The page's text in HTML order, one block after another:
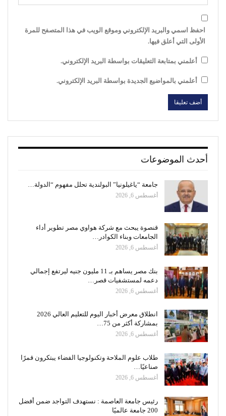
احفظ اسمي والبريد الإلكتروني وموقع الويب في هذا المتصفح للمرة
الأولى التي أعلق فيها.
أعلمني بمتابعة التعليقات بواسطة البريد الإلكتروني.
أعلمني بالمواضيع الجديدة بواسطة البريد الإلكتروني.
أحدث الموضوعات
جامعة “ياغيلونيا” البولندية تحلل مفهوم “الدولة…
أغسطس 6, 2026
قنصوة يبحث مع شركة هواوي مصر تطوير أداء
الجامعات وبناء الكوادر…
أغسطس 6, 2026
بنك مصر يساهم بـ 11 مليون جنيه ليرتفع إجمالي
دعمه لمستشفيات قصر…
أغسطس 6, 2026
انطلاق معرض أخبار اليوم للتعليم العالي 2026
بمشاركة أكثر من 75…
أغسطس 6, 2026
طلاب علوم الملاحة وتكنولوجيا الفضاء يبتكرون قمرًا
صناعيًا…
أغسطس 6, 2026
رئيس جامعة العاصمة : نستهدف التواجد ضمن أفضل
200 جامعة عالميًا